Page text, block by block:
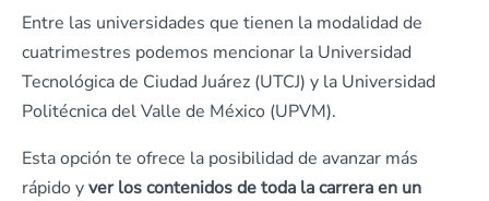
Entre las universidades que tienen la modalidad de
cuatrimestres podemos mencionar la Universidad
Tecnológica de Ciudad Juárez (UTCJ) y la Universidad
Politécnica del Valle de México (UPVM).
Esta opción te ofrece la posibilidad de avanzar más
rápido yver los contenidos de toda la carrera en un